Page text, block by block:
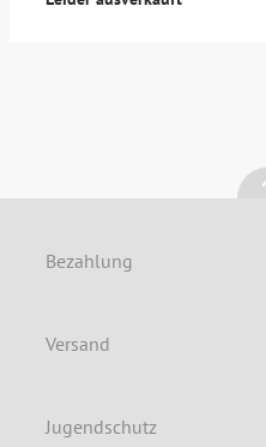
Bezahlung
Versand
Jugendschutz